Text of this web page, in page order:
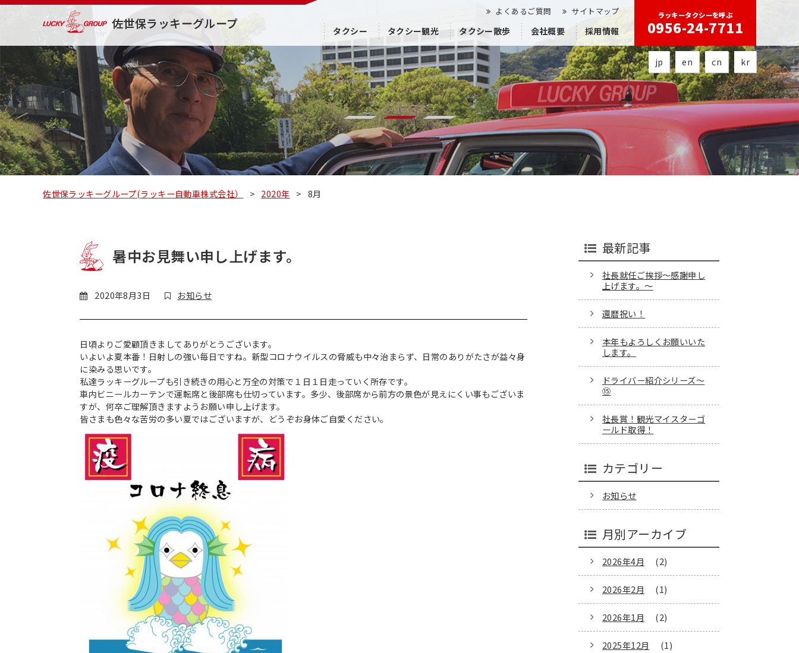
jp en cn kr
佐世保ラッキーグループ ラッキータクシーを呼ぶ
0956-24-7711
よくあるご質問 サイトマップ
タクシー タクシー観光 タクシー散歩 会社概要 採用情報
佐世保ラッキーグループ(ラッキー自動車株式会社） > 2020年 > 8月
暑中お見舞い申し上げます。
2020年8月3日 お知らせ
日頃よりご愛顧頂きましてありがとうございます。
いよいよ夏本番！日射しの強い毎日ですね。新型コロナウイルスの脅威も中々治まらず、日常のありがたさが益々身
に染みる思いです。
私達ラッキーグループも引き続きの用心と万全の対策で１日１日走っていく所存です。
車内ビニールカーテンで運転席と後部席も仕切っています。多少、後部席から前方の景色が見えにくい事もございま
すが、何卒ご理解頂きますようお願い申し上げます。
皆さまも色々な苦労の多い夏ではございますが、どうぞお身体ご自愛ください。
最新記事
社長就任ご挨拶～感謝申し
上げます。～
還暦祝い！
本年もよろしくお願いいた
します。
ドライバー紹介シリーズ～
⑮
社長賞！観光マイスターゴ
ールド取得！
カテゴリー
お知らせ
月別アーカイブ
2026年4月 (2)
2026年2月 (1)
2026年1月 (2)
2025年12月 (1)